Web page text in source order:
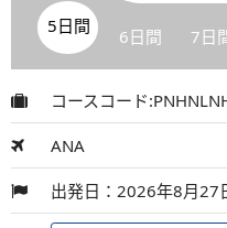
5日間 6日間 7日
コースコード
ANA
出発日：2026年8月27